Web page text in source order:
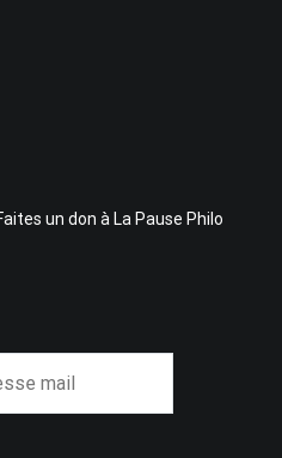
un don à La Pause Philo